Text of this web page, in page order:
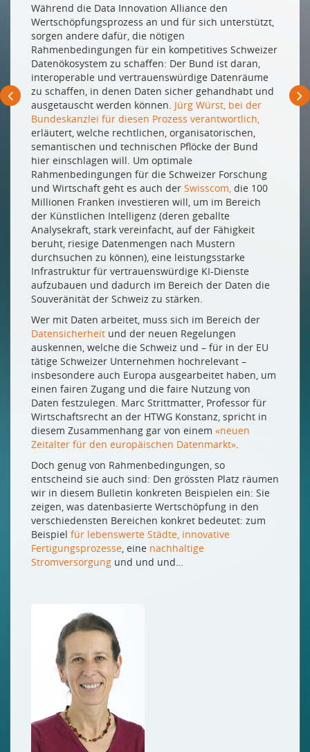
Über den Tellerrand hinausgeschaut
DATEN IN DER MOBILITÄT
Weniger allein
ICT-NETZWORKINGPARTY 2024
The Best of Both Worlds
Drucken
Impressum
Während die Data Innovation Alliance den
Wertschöpfungsprozess an und für sich unterstützt,
sorgen andere dafür, die nötigen
Rahmenbedingungen für ein kompetitives Schweizer
Datenökosystem zu schaffen: Der Bund ist daran,
interoperable und vertrauenswürdige Datenräume
zu schaffen, in denen Daten sicher gehandhabt und
ausgetauscht werden können. Jürg Würst, bei der
Bundeskanzlei für diesen Prozess verantwortlich,
erläutert, welche rechtlichen, organisatorischen,
semantischen und technischen Pflöcke der Bund
hier einschlagen will. Um optimale
Rahmenbedingungen für die Schweizer Forschung
und Wirtschaft geht es auch der Swisscom, die 100
Millionen Franken investieren will, um im Bereich
der Künstlichen Intelligenz (deren geballte
Analysekraft, stark vereinfacht, auf der Fähigkeit
beruht, riesige Datenmengen nach Mustern
durchsuchen zu können), eine leistungsstarke
Infrastruktur für vertrauenswürdige KI-Dienste
aufzubauen und dadurch im Bereich der Daten die
Souveränität der Schweiz zu stärken.
Wer mit Daten arbeitet, muss sich im Bereich der
Datensicherheit und der neuen Regelungen
auskennen, welche die Schweiz und – für in der EU
tätige Schweizer Unternehmen hochrelevant –
insbesondere auch Europa ausgearbeitet haben, um
einen fairen Zugang und die faire Nutzung von
Daten festzulegen. Marc Strittmatter, Professor für
Wirtschaftsrecht an der HTWG Konstanz, spricht in
diesem Zusammenhang gar von einem «neuen
Zeitalter für den europäischen Datenmarkt»
Doch genug von Rahmenbedingungen, so
entscheind sie auch sind: Den grössten Platz räumen
wir in diesem Bulletin konkreten Beispielen ein: Sie
zeigen, was datenbasierte Wertschöpfung in den
verschiedensten Bereichen konkret bedeutet: zum
Beispiel für lebenswerte Städte, innovative
Fertigungsprozesse , eine nachhaltige
Stromversorgung und und und…